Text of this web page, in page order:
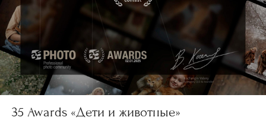
35 Awards «Дети и животные»